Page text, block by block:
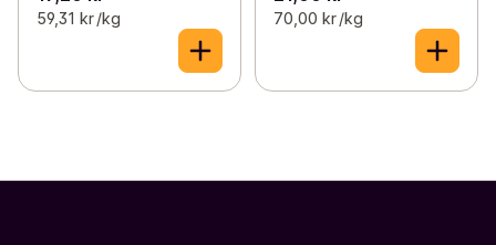
59,31 kr /kg 70,00 kr /kg